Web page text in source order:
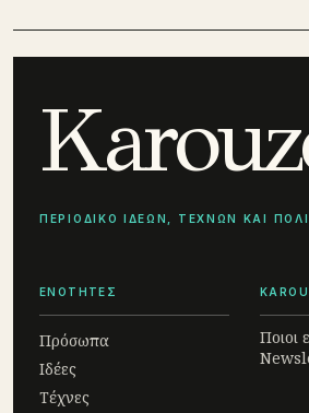
ΠΕΡΙΟΔΙΚΟ ΙΔΕΩΝ, ΤΕΧΝΩΝ ΚΑΙ
ΕΝΟΤΗΤΕΣ
Πρόσωπα
Ιδέες
Τέχνες
Ποιοι